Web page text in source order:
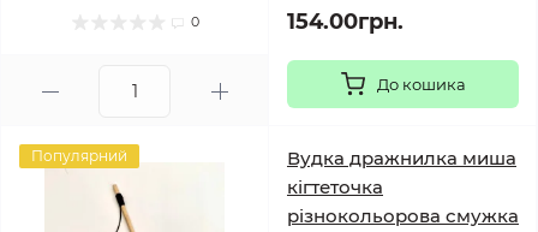
0 154.00грн.
До кошика
Популярний
Вудка дражнилка миша
кігтеточка
різнокольорова смужка